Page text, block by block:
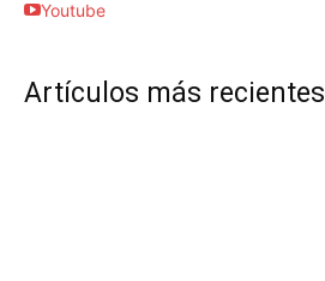
Youtube
Artículos más recientes